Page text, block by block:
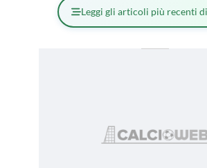
Leggi gli articoli più recenti di